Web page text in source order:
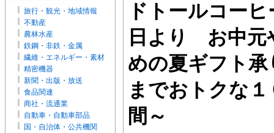
旅行・観光・地域情報
不動産
農林水産
鉄鋼・非鉄・金属
繊維・エネルギー・素材
精密機器
新聞・出版・放送
食品関連
商社・流通業
自動車・自動車部品
国・自治体・公共機関
ドトールコー
日より お中元
めの夏ギフト
までおトクな
間～